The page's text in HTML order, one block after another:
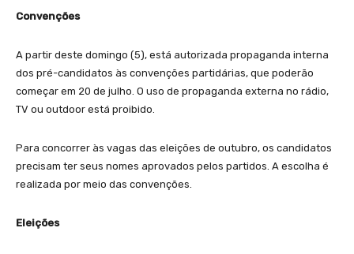
Convenções
A partir deste domingo (5), está autorizada propaganda interna
dos pré-candidatos às convenções partidárias, que poderão
começar em 20 de julho. O uso de propaganda externa no rádio,
TV ou outdoor está proibido.
Para concorrer às vagas das eleições de outubro, os candidatos
precisam ter seus nomes aprovados pelos partidos. A escolha é
realizada por meio das convenções.
Eleições